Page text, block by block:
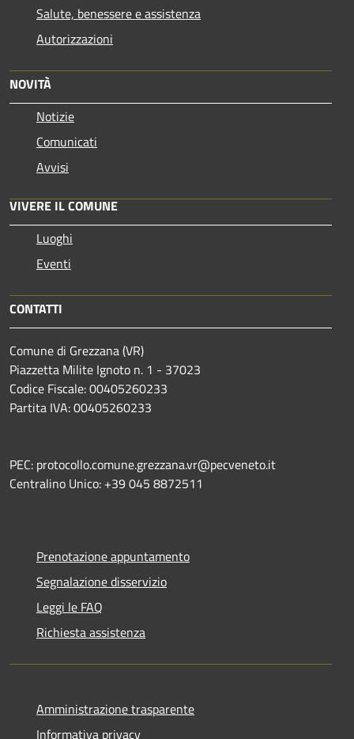
Salute, benessere e assistenza
Autorizzazioni
NOVITÀ
Notizie
Comunicati
Avvisi
VIVERE IL COMUNE
Luoghi
Eventi
CONTATTI
Comune di Grezzana (VR)
Piazzetta Milite Ignoto n. 1 - 37023
Codice Fiscale: 00405260233
Partita IVA: 00405260233
PEC: protocollo.comune.grezzana.vr@pecveneto.it
Centralino Unico: +39 045 8872511
Prenotazione appuntamento
Segnalazione disservizio
Leggi le FAQ
Richiesta assistenza
Amministrazione trasparente
Informativa privacy